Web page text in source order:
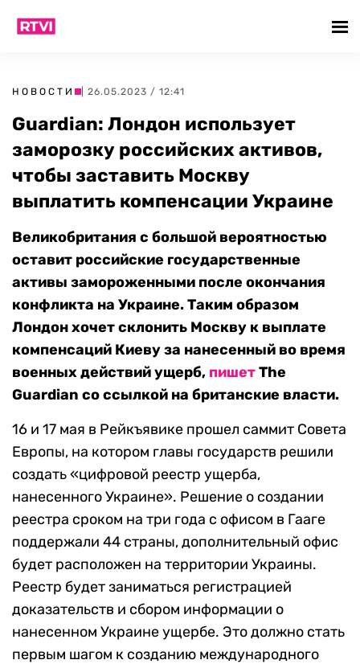
НОВОСТИ | 26.05.2023 / 12:41
Guardian: Лондон использует
заморозку российских активов,
чтобы заставить Москву
выплатить компенсации Украине
Великобритания с большой вероятностью
оставит российские государственные
активы замороженными после окончания
конфликта на Украине. Таким образом
Лондон хочет склонить Москву к выплате
компенсаций Киеву за нанесенный во время
военных действий ущерб, пишетThe
Guardian со ссылкой на британские власти.
16 и 17 мая в Рейкъявике прошел саммит Совета
Европы, на котором главы государств решили
создать «цифровой реестр ущерба,
нанесенного Украине». Решение о создании
реестра сроком на три года с офисом в Гааге
поддержали 44 страны, дополнительный офис
будет расположен на территории Украины.
Реестр будет заниматься регистрацией
доказательств и сбором информации о
нанесенном Украине ущербе. Это должно стать
первым шагом к созданию международного